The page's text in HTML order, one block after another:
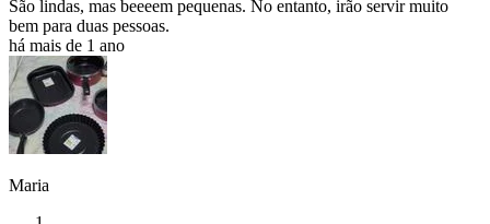
São lindas, mas beeeem pequenas. No entanto, irão servir muito
bem para duas pessoas.
há mais de 1 ano
Maria